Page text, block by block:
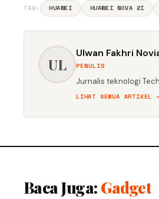
TAG: HUAWEI HUAWEI NOVA 2I
UL
Ulwan Fakhri
PENULIS
Jurnalis teknologi
LIHAT SEMUA ARTIKEL →
Baca Juga: Gadget